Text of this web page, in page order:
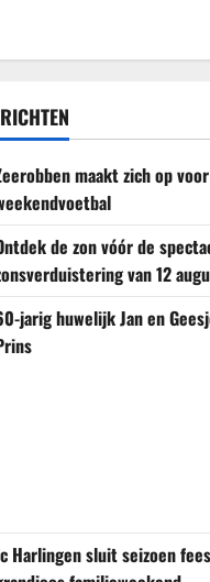
maakt zich op voor
de zon vóór de
van 12
jarig huwelijk Jan en
Harlingen sluit seizoen